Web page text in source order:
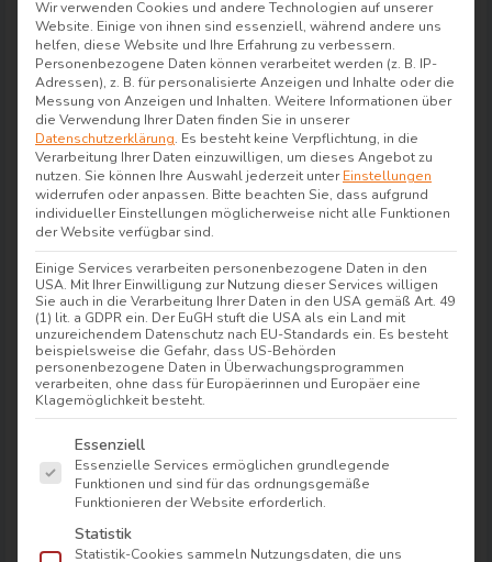
wunderschöne Natur rund um Bad Zwischenahn.
Hochwertige Betten, stilvolle Möbel und ein
harmonisches Raumkonzept sorgen dafür, dass
Gäste ihren Aufenthalt in vollen Zügen
genießen können. Egal ob Geschäftsreise,
Wellnessurlaub oder romantischer Aufenthalt –
dasSeehotel Fährhausbietet für jeden Anlass
das passende Ambiente.
ImSeehotel Fährhausschläfst Du auf unserem
airfect OriginalKissen. Diese sorgen für
besonderen Schlafkomfort und unterstützen
eine erholsame Nachtruhe.
Kulinarische Highlights im
Hotelrestaurant
Ein besonderes Highlight des Hotels ist die
Wir verwenden Cookies und andere Technologien auf unserer
Website. Einige von ihnen sind essenziell, während andere uns
helfen, diese Website und Ihre Erfahrung zu verbessern.
Personenbezogene Daten können verarbeitet werden (z. B. IP-
Adressen), z. B. für personalisierte Anzeigen und Inhalte oder die
Messung von Anzeigen und Inhalten. Weitere Informationen über
die Verwendung Ihrer Daten finden Sie in unserer
Datenschutzerklärung. Es besteht keine Verpflichtung, in die
Verarbeitung Ihrer Daten einzuwilligen, um dieses Angebot zu
nutzen. Sie können Ihre Auswahl jederzeit unterEinstellungen
widerrufen oder anpassen. Bitte beachten Sie, dass aufgrund
individueller Einstellungen möglicherweise nicht alle Funktionen
der Website verfügbar sind.
Einige Services verarbeiten personenbezogene Daten in den
USA. Mit Ihrer Einwilligung zur Nutzung dieser Services willigen
Sie auch in die Verarbeitung Ihrer Daten in den USA gemäß Art. 49
(1) lit. a GDPR ein. Der EuGH stuft die USA als ein Land mit
unzureichendem Datenschutz nach EU-Standards ein. Es besteht
beispielsweise die Gefahr, dass US-Behörden
personenbezogene Daten in Überwachungsprogrammen
verarbeiten, ohne dass für Europäerinnen und Europäer eine
Klagemöglichkeit besteht.
Es folgt eine Liste der Service-Gruppen, für die
Essenziell
Essenzielle Services ermöglichen grundlegende
Funktionen und sind für das ordnungsgemäße
Funktionieren der Website erforderlich.
Statistik
Statistik-Cookies sammeln Nutzungsdaten, die uns